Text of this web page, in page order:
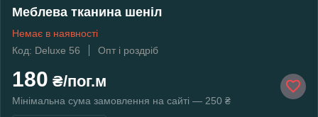
Меблева тканина шеніл
Немає в наявності
Код: Deluxe 56
Опт і роздріб
180 ₴/пог.м
Мінімальна сума замовлення на сайті — 250 ₴